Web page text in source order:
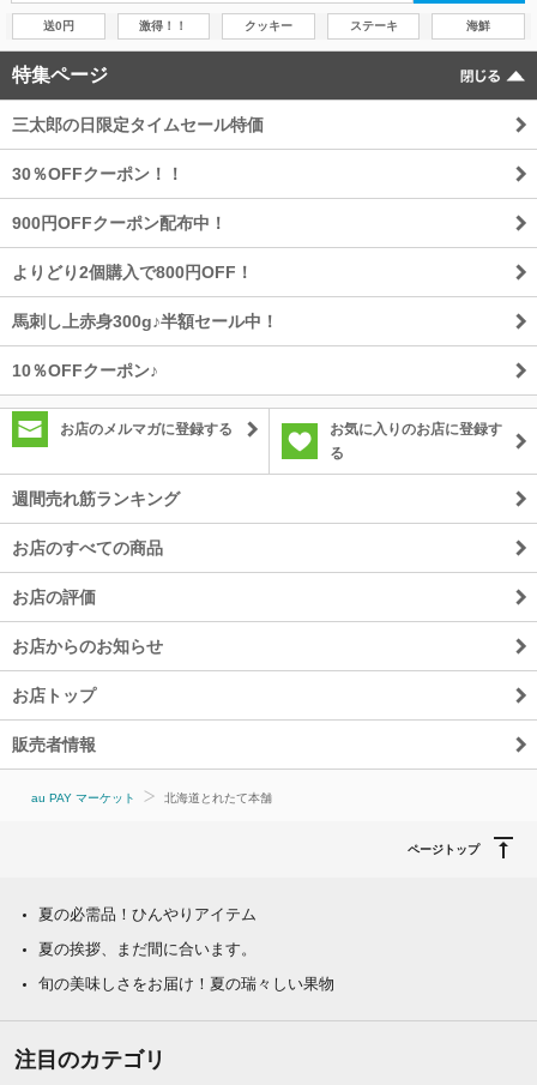
送0円 激得！！ クッキー ステーキ 海鮮
特集ページ
三太郎の日限定タイムセール特価
30％OFFクーポン！！
900円OFFクーポン配布中！
よりどり2個購入で800円OFF！
馬刺し上赤身300g♪半額セール中！
10％OFFクーポン♪
お店のメルマガに登録する
お気に入りのお店に登録す
る
週間売れ筋ランキング
お店のすべての商品
お店の評価
お店からのお知らせ
お店トップ
販売者情報
au PAY マーケット 北海道とれたて本舗
ページトップ
夏の必需品！ひんやりアイテム
夏の挨拶、まだ間に合います。
旬の美味しさをお届け！夏の瑞々しい果物
注目のカテゴリ